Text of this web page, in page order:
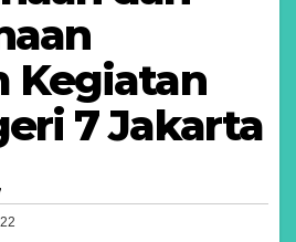
Kegiatan
7 Jakarta